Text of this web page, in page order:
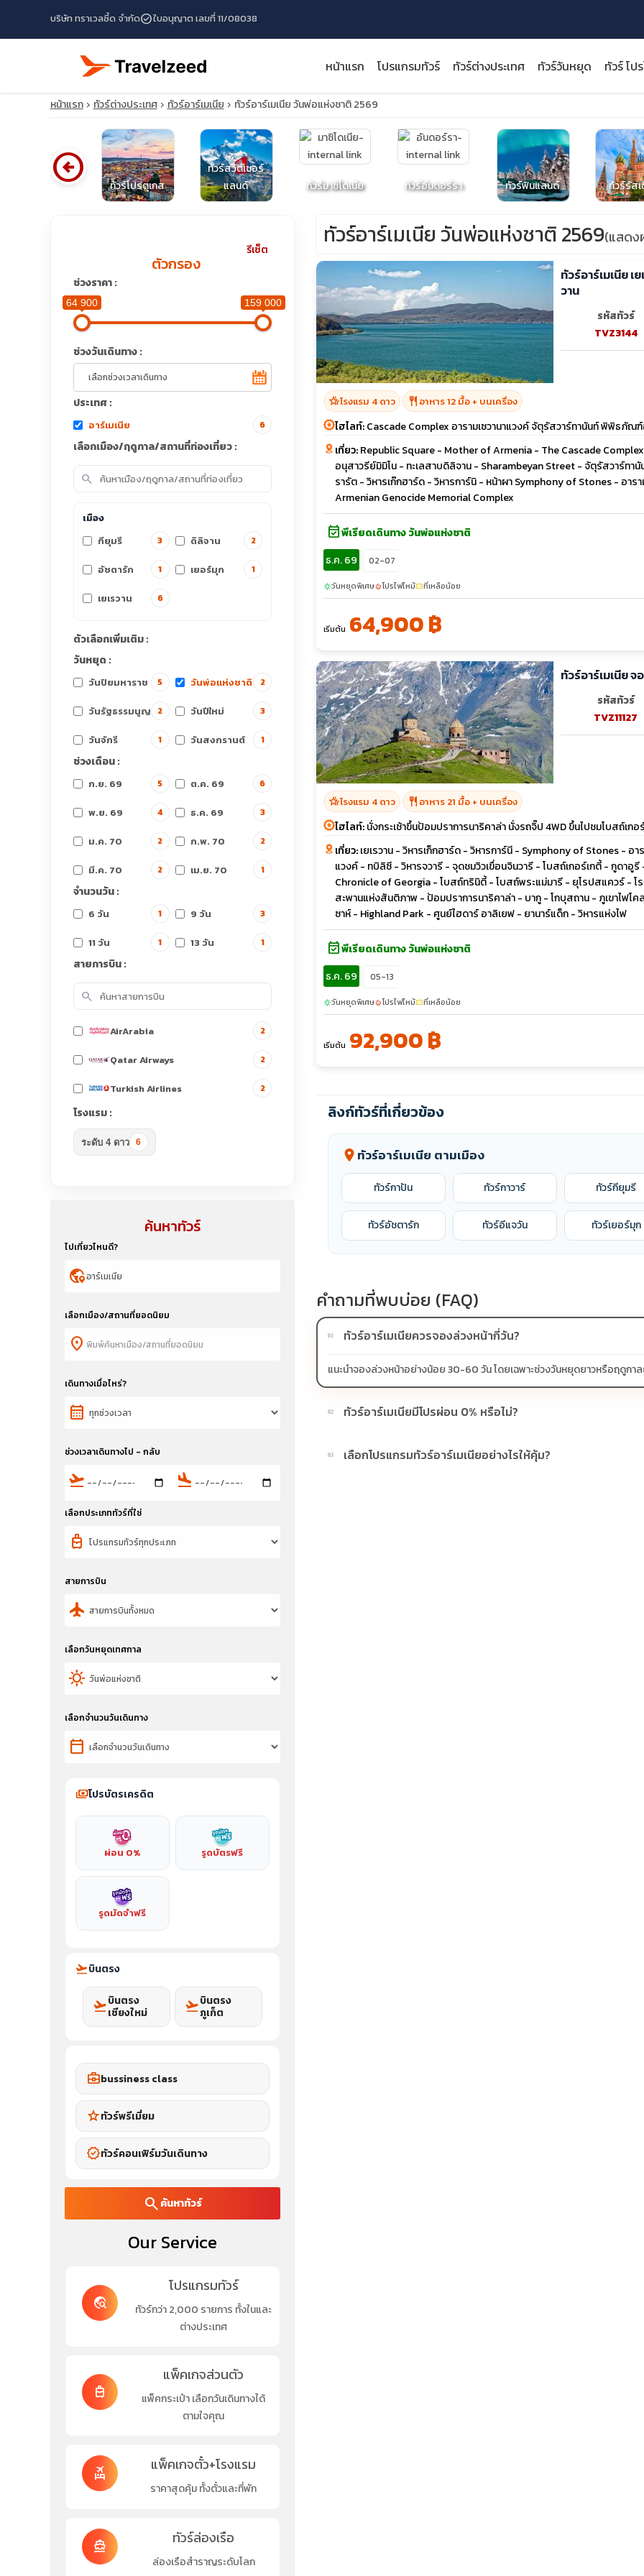
บริษัท ทราเวลซี้ด จำกัดcheck_circleใบอนุญาต เลขที่ 11/08038
หน้าแรก โปรแกรมทัวร์ ทัวร์ต่างประเทศ ทัวร์วันหยุด ทัวร์ โป
close
หน้าแรก ทัวร์ต่างประเทศ ทัวร์อาร์เมเนีย ทัวร์อาร์เมเนีย วันพ่อแห่งชาติ 2569
ทัวร์โปรตุเกส
ทัวร์สวิตเซอร์
แลนด์
ทัวร์มาซิโดเนีย ทัวร์อันดอร์รา ทัวร์ฟินแลนด์ ทัวร์รัส
arrow_circle_left
รีเซ็ต
ตัวกรอง
ช่วงราคา :
64 900 159 000
ช่วงวันเดินทาง :
ประเทศ :
อาร์เมเนีย 6
เลือกเมือง/ฤดูกาล/สถานที่ท่องเที่ยว :
search
เมือง
กียุมรี
3 ดิลิจาน 2
อัชตารัก 1 เยอร์มุก 1
เยเรวาน 6
ตัวเลือกเพิ่มเติม :
วันหยุด :
วันปิยมหาราช 5 วันพ่อแห่งชาติ 2
วันรัฐธรรมนูญ 2 วันปีใหม่ 3
วันจักรี 1 วันสงกรานต์ 1
ช่วงเดือน :
ก.ย. 69 5 ต.ค. 69 6
พ.ย. 69 4 ธ.ค. 69 3
ม.ค. 70 2 ก.พ. 70 2
มี.ค. 70 2 เม.ย. 70 1
จำนวนวัน :
6 วัน 1 9 วัน 3
11 วัน 1 13 วัน 1
สายการบิน :
search
AirArabia 2
Qatar Airways 2
Turkish Airlines 2
โรงแรม :
ระดับ 4 ดาว 6
ค้นหาทัวร์
ไปเที่ยวไหนดี?
globe_location_pin
เลือกเมือง/สถานที่ยอดนิยม
location_on
เดินทางเมื่อไหร่?
calendar_month
ช่วงเวลาเดินทางไป - กลับ
flight_takeoff flight_land
เลือกประเภททัวร์ที่ใช่
travel_luggage_and_bags
สายการบิน
flight
เลือกวันหยุดเทศกาล
sunny
เลือกจำนวนวันเดินทาง
calendar_today
paymentsโปรบัตรเครดิต
ผ่อน 0% รูดบัตรฟรี
รูดมัดจำฟรี
flight_takeoffบินตรง
flight_takeoffบินตรง
เชียงใหม่
flight_takeoffบินตรง
ภูเก็ต
business_centerbussiness class
starทัวร์พรีเมี่ยม
verifiedทัวร์คอนเฟิร์มวันเดินทาง
search ค้นหาทัวร์
Our Service
travel_explore
โปรแกรมทัวร์
ทัวร์กว่า 2,000 รายการ ทั้งในและ
ต่างประเทศ
travel_luggage_and_bags
แพ็คเกจส่วนตัว
แพ็คกระเป๋า เลือกวันเดินทางได้
ตามใจคุณ
flights_and_hotels แพ็คเกจตั๋ว+โรงแรม
ราคาสุดคุ้ม ทั้งตั๋วและที่พัก
directions_boat ทัวร์ล่องเรือ
ล่องเรือสำราญระดับโลก
ทัวร์อาร์เมเนีย วันพ่อแห่งชาติ 2569(แสดง
ทัวร์อาร์เมเนีย เ
วาน
รหัสทัวร์
TVZ3144
hotel_classโรงแรม 4 ดาว restaurant อาหาร 12 มื้อ + บนเครื่อง
ไฮไลท์:Cascade Complex อารามเซวานาแวงค์ จัตุรัสวาร์ทานันท์ พิพิธภัณฑ์
เที่ยว:Republic Square - Mother of Armenia - The Cascade
อนุสาวรีย์มิมิโน - ทะเลสาบดิลิจาน - Sharambeyan Street - จัตุรัสวาร์
รารัต - วิหารเก๊กฮาร์ด - วิหารการ์นิ - หน้าผา Symphony of Stones - อา
Armenian Genocide Memorial Complex
event_availableพีเรียดเดินทาง วันพ่อแห่งชาติ
ธ.ค. 69
02-07
sunnyวันหยุดพิเศษlocal_fire_departmentโปรไฟไหม้confirmation_numberที่เหลือน้อย
เริ่มต้น 64,900 ฿
ทัวร์อาร์เมเนีย จ
รหัสทัวร์
TVZ11127
hotel_classโรงแรม 4 ดาว restaurant อาหาร 21 มื้อ + บนเครื่อง
ไฮไลท์:นั่งกระเช้าขึ้นป้อมปราการนาริคาล่า นั่งรถจิ๊ป 4WD ขึ้นไปชมโบสถ์เกอ
เที่ยว:เยเรวาน - วิหารเก็กฮาร์ด - วิหารการ์นี - Symphony of Stones - อา
แวงค์ - ทบิลิซี - วิหารจวารี - จุดชมวิวเขื่อนจินวารี - โบสถ์เกอร์เกตี้ - กูดาอู
Chronicle of Georgia - โบสถ์ทรินิตี้ - โบสถ์พระแม่มารี - ยุโรปสแควร์ - โร
สะพานแห่งสันติภาพ - ป้อมปราการนาริคาล่า - บากู - โกบุสถาน - ภูเขาไฟโ
ซาห์ - Highland Park - ศูนย์ไฮดาร์ อาลิเยฟ - ยานาร์แด็ก - วิหารแห่งไฟ
event_availableพีเรียดเดินทาง วันพ่อแห่งชาติ
ธ.ค. 69
05-13
sunnyวันหยุดพิเศษlocal_fire_departmentโปรไฟไหม้confirmation_numberที่เหลือน้อย
เริ่มต้น 92,900 ฿
ลิงก์ทัวร์ที่เกี่ยวข้อง
location_on ทัวร์อาร์เมเนีย ตามเมือง
ทัวร์กาปัน ทัวร์กาวาร์ ทัวร์กียุมรี
ทัวร์อัชตารัก ทัวร์อีแจวัน ทัวร์เยอร์มุก
คำถามที่พบบ่อย (FAQ)
01 ทัวร์อาร์เมเนียควรจองล่วงหน้ากี่วัน?
แนะนำจองล่วงหน้าอย่างน้อย 30-60 วัน โดยเฉพาะช่วงวันหยุดยาวหรือฤดูกาล
02 ทัวร์อาร์เมเนียมีโปรผ่อน 0% หรือไม่?
03 เลือกโปรแกรมทัวร์อาร์เมเนียอย่างไรให้คุ้ม?